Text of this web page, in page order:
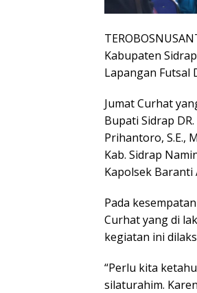
Kabupaten
Lapangan Futsal
Jumat Curhat
Bupati Sidrap
Prihantoro, S.E.,
Kab. Sidrap
Kapolsek Baranti
Pada
Curhat yang di
kegiatan ini
“Perlu kita
silaturahim.